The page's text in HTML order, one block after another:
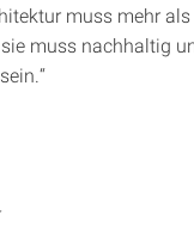
muss mehr
muss nachhaltig